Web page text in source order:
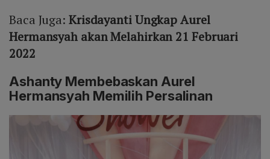
Baca Juga: Krisdayanti Ungkap Aurel
Hermansyah akan Melahirkan 21 Februari
2022
Ashanty Membebaskan Aurel
Hermansyah Memilih Persalinan